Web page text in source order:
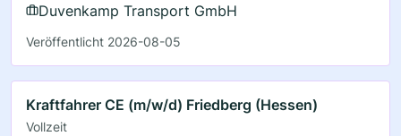
Duvenkamp Transport GmbH
Veröffentlicht 2026-08-05
Kraftfahrer CE (m/w/d) Friedberg (Hessen)
Vollzeit